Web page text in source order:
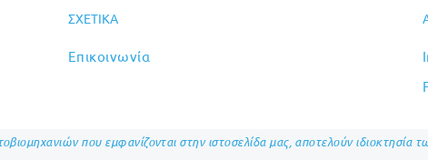
ΣΧΕΤΙΚΆ
Επικοινωνία
που εμφανίζονται στην ιστοσελίδα μας, αποτελούν ιδιοκτησία